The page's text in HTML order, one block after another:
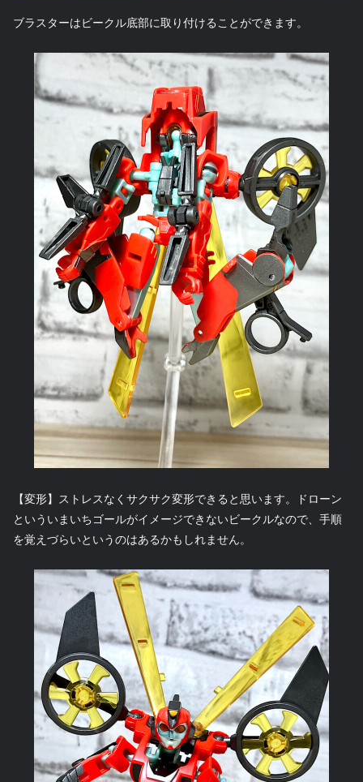
ブラスターはビークル底部に取り付けることができます。
【変形】ストレスなくサクサク変形できると思います。ドローン
といういまいちゴールがイメージできないビークルなので、手順
を覚えづらいというのはあるかもしれません。